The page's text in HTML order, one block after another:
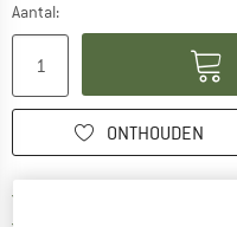
Aantal:
ONTHOUDEN